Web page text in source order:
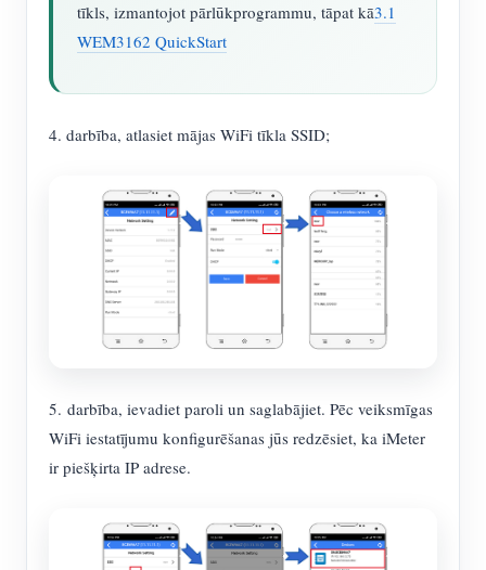
tīkls, izmantojot pārlūkprogrammu, tāpat kā3.1
WEM3162 QuickStart
4. darbība, atlasiet mājas WiFi tīkla SSID;
5. darbība, ievadiet paroli un saglabājiet. Pēc veiksmīgas
WiFi iestatījumu konfigurēšanas jūs redzēsiet, ka iMeter
ir piešķirta IP adrese.